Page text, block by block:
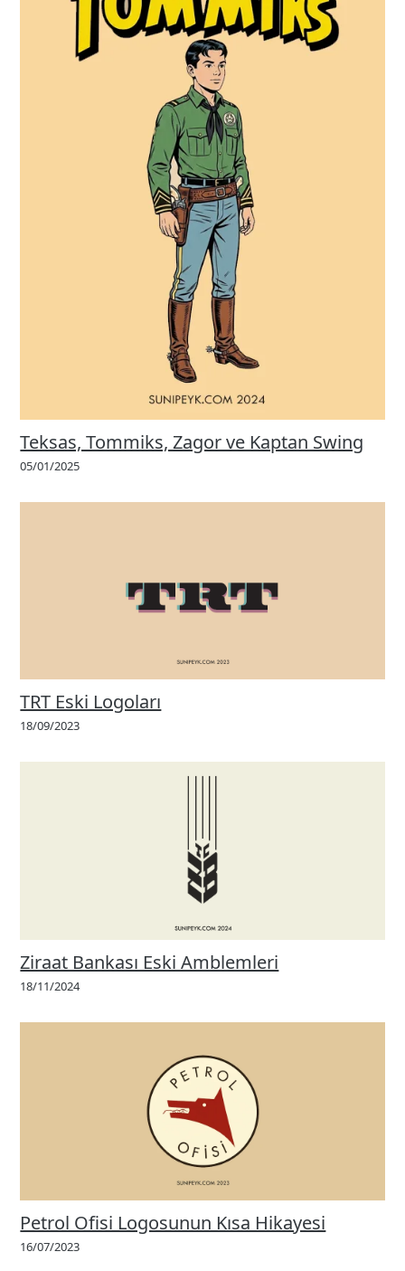
Teksas, Tommiks, Zagor ve Kaptan Swing
05/01/2025
TRT Eski Logoları
18/09/2023
Ziraat Bankası Eski Amblemleri
18/11/2024
Petrol Ofisi Logosunun Kısa Hikayesi
16/07/2023